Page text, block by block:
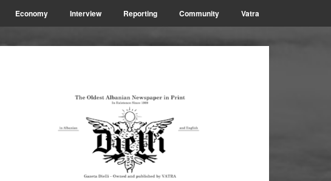
Economy Interview Reporting Community Vatra